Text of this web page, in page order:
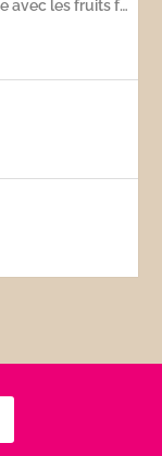
Porridge aux flocons d’avoine avec les fruits frais